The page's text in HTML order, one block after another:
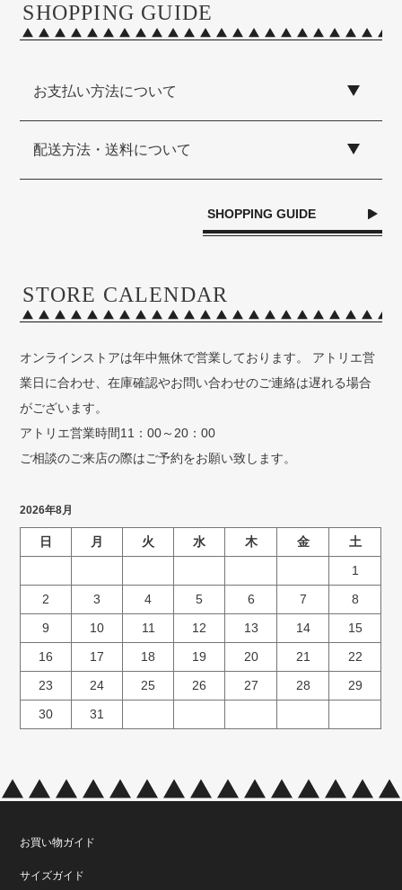
SHOPPING GUIDE
お支払い方法について
配送方法・送料について
SHOPPING GUIDE
STORE CALENDAR
オンラインストアは年中無休で営業しております。 アトリエ営
業日に合わせ、在庫確認やお問い合わせのご連絡は遅れる場合
がございます。
アトリエ営業時間11：00～20：00
ご相談のご来店の際はご予約をお願い致します。
2026年8月
日 月 火 水 木 金
土
1
2
3 4 5 6 7
8
9
10 11 12 13 14
15
16
17 18 19 20 21
22
23
24 25 26 27 28
29
30
31
お買い物ガイド
サイズガイド